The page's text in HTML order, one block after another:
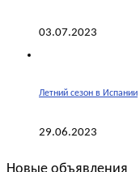
03.07.2023
Летний сезон в Испании
29.06.2023
Новые объявления